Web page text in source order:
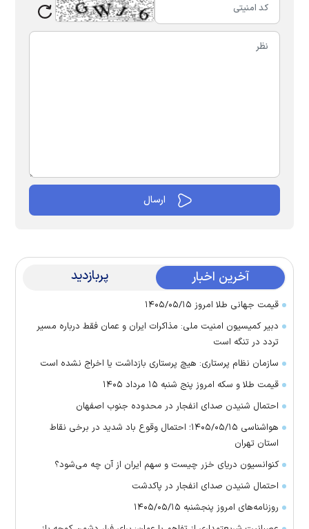
آخرین اخبار پربازدید
قیمت جهانی طلا امروز ۱۴۰۵/۰۵/۱۵
دبیر کمیسیون امنیت ملی: مذاکرات ایران و عمان فقط درباره مسیر
تردد در تنگه است
سازمان نظام پرستاری: هیچ پرستاری بازداشت یا اخراج نشده است
قیمت طلا و سکه امروز پنج شنبه ۱۵ مرداد ۱۴۰۵
احتمال شنیدن صدای انفجار در محدوده جنوب اصفهان
هواشناسی ۱۴۰۵/۰۵/۱۵؛ احتمال وقوع باد شدید در برخی نقاط
استان تهران
کنوانسیون دریای خزر چیست و سهم ایران از آن چه می‌شود؟
احتمال شنیدن صدای انفجار در پاکدشت
روزنامه‌های امروز پنجشنبه ۱۴۰۵/۰۵/۱۵